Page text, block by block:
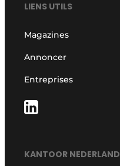
LIENS UTILS
Magazines
Annoncer
Entreprises
KANTOOR NEDERLAND